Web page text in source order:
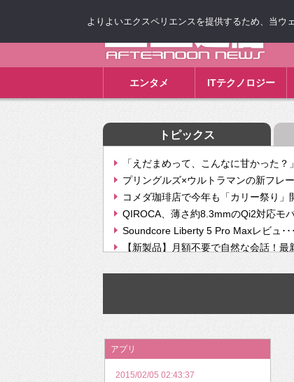
エンタメ ITテクノロジー
トピックス
「えだまめって、こんなに甘かった？
プリングルズ×ウルトラマンの新フレ
コメダ珈琲店で今年も「カリー祭り
QIROCA、薄さ約8.3mmのQi2対応モ
Soundcore Liberty 5 Pro Maxレビュ･･･
【新製品】月額不要で自然な会話！最
【次世代の没入感と生産性】VITURE
挫折率8割の壁をAIで突破。ジャスト
2026年のバレンタインは「自分で作
アプリ
2015/02/05 02:43:37
よりよいエクスペリエンスを提供するため、当